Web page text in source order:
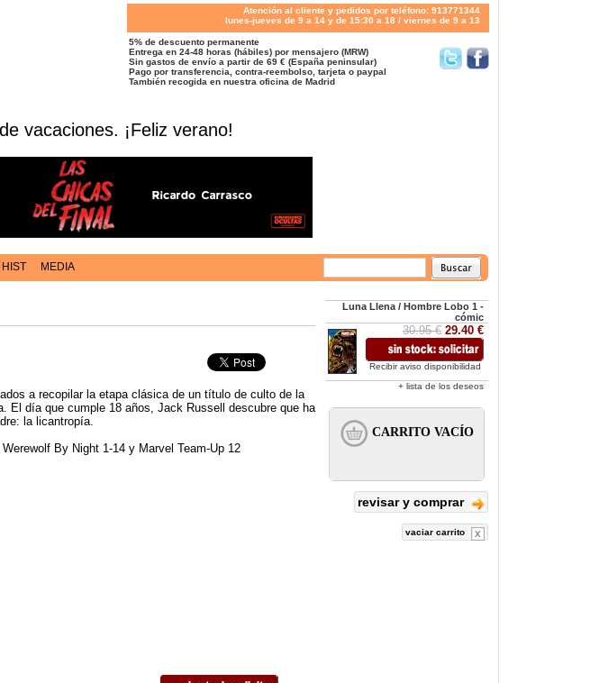
Atención al cliente y pedidos por teléfono: 913771344
lunes-jueves de 9 a 14 y de 15:30 a 18 / viernes de 9 a 13
5% de descuento permanente
Entrega en 24-48 horas (hábiles) por mensajero (MRW)
Sin gastos de envío a partir de 69 € (España peninsular)
Pago por transferencia, contra-reembolso, tarjeta o paypal
También recogida en nuestra oficina de Madrid
vacaciones. ¡Feliz verano!
HIST MEDIA
a recopilar la etapa clásica de un título de culto de la
El día que cumple 18 años, Jack Russell descubre que ha
la licantropía.
By Night 1-14 y Marvel Team-Up 12
Luna Llena / Hombre Lobo 1 -
cómic
30.95 € 29.40 €
Recibir aviso disponibilidad
+ lista de los deseos
revisar y comprar
vaciar carrito